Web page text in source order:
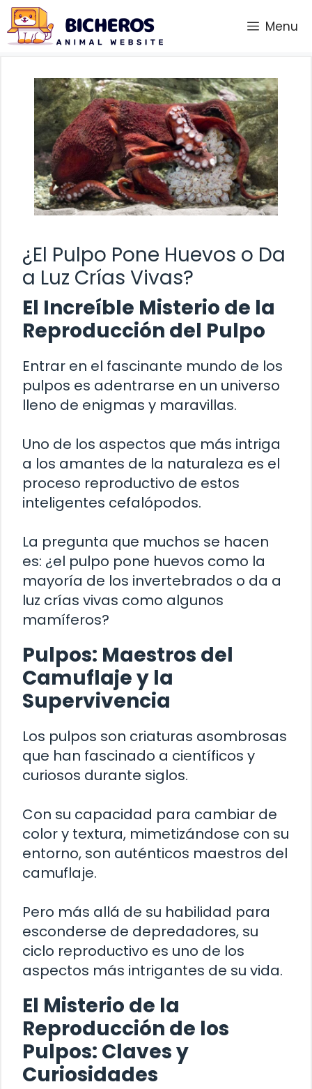
Saltar
al
contenido
Menu
¿El Pulpo Pone Huevos o Da
a Luz Crías Vivas?
El Increíble Misterio de la
Reproducción del Pulpo
Entrar en el fascinante mundo de los
pulpos es adentrarse en un universo
lleno de enigmas y maravillas.
Uno de los aspectos que más intriga
a los amantes de la naturaleza es el
proceso reproductivo de estos
inteligentes cefalópodos.
La pregunta que muchos se hacen
es: ¿el pulpo pone huevos como la
mayoría de los invertebrados o da a
luz crías vivas como algunos
mamíferos?
Pulpos: Maestros del
Camuflaje y la
Supervivencia
Los pulpos son criaturas asombrosas
que han fascinado a científicos y
curiosos durante siglos.
Con su capacidad para cambiar de
color y textura, mimetizándose con su
entorno, son auténticos maestros del
camuflaje.
Pero más allá de su habilidad para
esconderse de depredadores, su
ciclo reproductivo es uno de los
aspectos más intrigantes de su vida.
El Misterio de la
Reproducción de los
Pulpos: Claves y
Curiosidades